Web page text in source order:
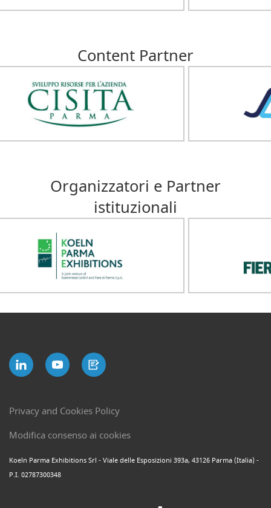
Content Partner
Organizzatori e Partner
istituzionali
Privacy and Cookies Policy
Modifica consenso ai cookies
Koeln Parma Exhibitions Srl - Viale delle Esposizioni 393a, 43126 Parma (Italia) -
P.I. 02787300348